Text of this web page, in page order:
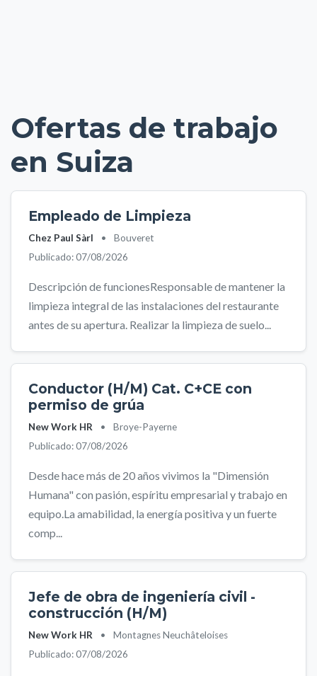
Ofertas de trabajo
en Suiza
Empleado de Limpieza
Chez Paul Sàrl •
Bouveret
Publicado: 07/08/2026
Descripción de funcionesResponsable de mantener la
limpieza integral de las instalaciones del restaurante
antes de su apertura. Realizar la limpieza de suelo...
Conductor (H/M) Cat. C+CE con
permiso de grúa
New Work HR •
Broye-Payerne
Publicado: 07/08/2026
Desde hace más de 20 años vivimos la "Dimensión
Humana" con pasión, espíritu empresarial y trabajo en
equipo.La amabilidad, la energía positiva y un fuerte
comp...
Jefe de obra de ingeniería civil -
construcción (H/M)
New Work HR •
Montagnes Neuchâteloises
Publicado: 07/08/2026